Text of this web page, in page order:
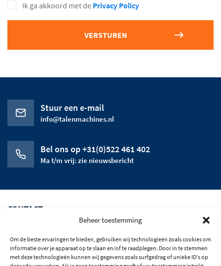
Beheer toestemming
Om de beste ervaringen te bieden, gebruiken wij technologieën zoals cookies om
informatie over je apparaat op te slaan en/of te raadplegen. Door in te stemmen
met deze technologieën kunnen wij gegevens zoals surfgedrag of unieke ID's op
Ik ga akkoord met de Privacy Policy
Stuur een e-mail
info@talenmachines.nl
Bel ons op +31(0)522 461 402
Ma t/m vrij: zie nieuwsbericht
CONTACT
HET BEDRIJF